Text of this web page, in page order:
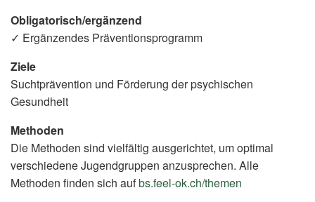
Obligatorisch/ergänzend
✓ Ergänzendes Präventionsprogramm
Ziele
Suchtprävention und Förderung der psychischen
Gesundheit
Methoden
Die Methoden sind vielfältig ausgerichtet, um optimal
verschiedene Jugendgruppen anzusprechen. Alle
Methoden finden sich aufbs.feel-ok.ch/themen